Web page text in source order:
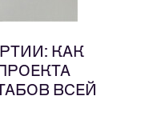
КАК
ВСЕЙ